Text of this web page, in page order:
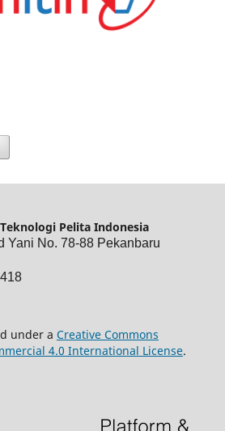
Pelita Indonesia
Yani No. 78-88 Pekanbaru
under a Creative Commons
4.0 International License.